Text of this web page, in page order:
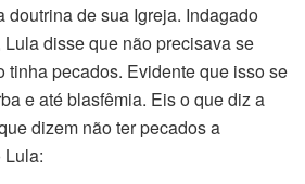
doutrina de sua Igreja. Indagado
disse que não precisava se
tinha pecados. Evidente que isso se
e até blasfêmia. Eis o que diz a
dizem não ter pecados a
Lula: